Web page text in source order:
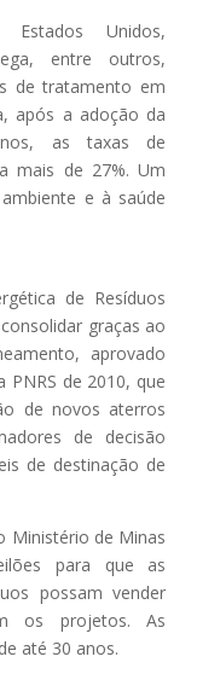
Estados Unidos,
entre outros,
de tratamento em
após a adoção da
as taxas de
mais de 27%. Um
e à saúde
de Resíduos
graças ao
aprovado
PNRS de 2010, que
de novos aterros
de decisão
de destinação de
Ministério de Minas
para que as
possam vender
os projetos. As
até 30 anos.